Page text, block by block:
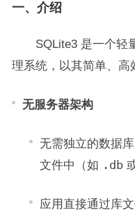
一、介绍
SQLite3 是一个轻量
理系统，以其简单、高
无服务器架构
无需独立的数据
文件中（如 .db
应用直接通过库